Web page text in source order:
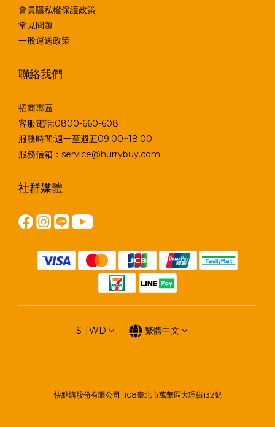
會員隱私權保護政策
常見問題
一般運送政策
聯絡我們
招商專區
客服電話:0800-660-608
服務時間:週一至週五09:00~18:00
服務信箱：service@hurrybuy.com
社群媒體
$ TWD 繁體中文
快點購股份有限公司 108臺北市萬華區大理街132號